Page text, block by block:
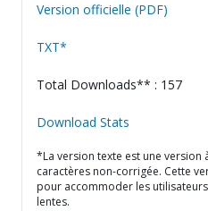
Version officielle (PDF)
TXT*
Total Downloads** : 157
Download Stats
*La version texte est une version
caractères non-corrigée. Cette
pour accommoder les
lentes.